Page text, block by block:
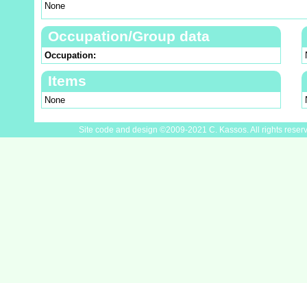
None
Occupation/Group data
Occupation:
Items
None
Site code and design ©2009-2021 C. Kassos. All rights